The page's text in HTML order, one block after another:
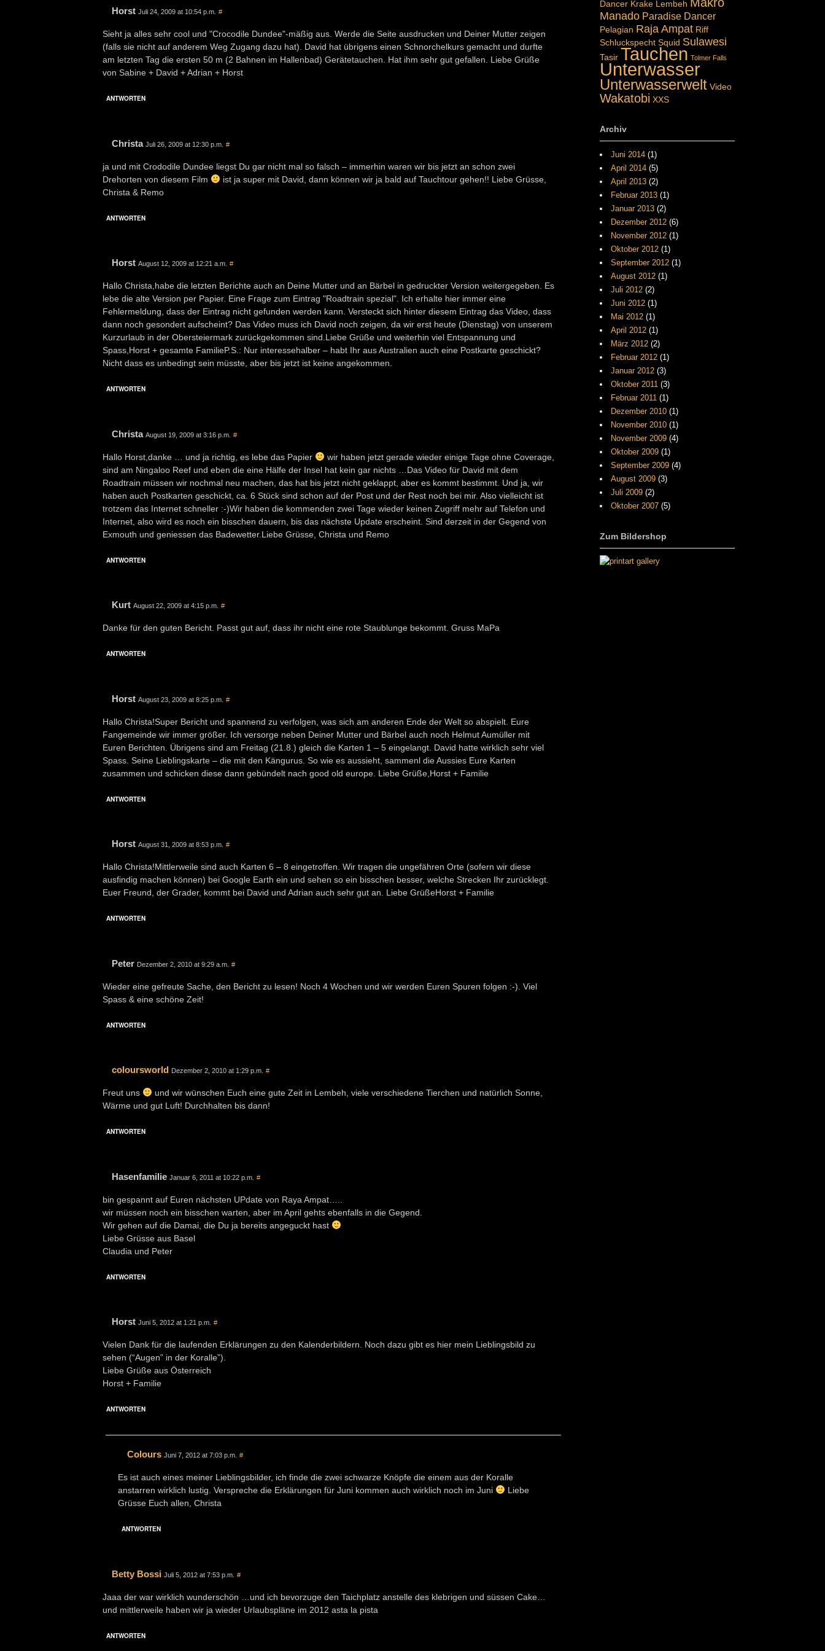
Horst Juli 24, 2009 at 10:54 p.m. #
Sieht ja alles sehr cool und "Crocodile Dundee"-mäßig aus. Werde die Seite ausdrucken und Deiner Mutter zeigen
(falls sie nicht auf anderem Weg Zugang dazu hat). David hat übrigens einen Schnorchelkurs gemacht und durfte
am letzten Tag die ersten 50 m (2 Bahnen im Hallenbad) Gerätetauchen. Hat ihm sehr gut gefallen. Liebe Grüße
von Sabine + David + Adrian + Horst
ANTWORTEN
Christa Juli 26, 2009 at 12:30 p.m. #
ja und mit Crododile Dundee liegst Du gar nicht mal so falsch – immerhin waren wir bis jetzt an schon zwei
Drehorten von diesem Film
ist ja super mit David, dann können wir ja bald auf Tauchtour gehen!! Liebe Grüsse,
Christa & Remo
ANTWORTEN
Horst August 12, 2009 at 12:21 a.m. #
Hallo Christa,habe die letzten Berichte auch an Deine Mutter und an Bärbel in gedruckter Version weitergegeben. Es
lebe die alte Version per Papier. Eine Frage zum Eintrag "Roadtrain spezial". Ich erhalte hier immer eine
Fehlermeldung, dass der Eintrag nicht gefunden werden kann. Versteckt sich hinter diesem Eintrag das Video, dass
dann noch gesondert aufscheint? Das Video muss ich David noch zeigen, da wir erst heute (Dienstag) von unserem
Kurzurlaub in der Obersteiermark zurückgekommen sind.Liebe Grüße und weiterhin viel Entspannung und
Spass,Horst + gesamte FamilieP.S.: Nur interessehalber – habt Ihr aus Australien auch eine Postkarte geschickt?
Nicht dass es unbedingt sein müsste, aber bis jetzt ist keine angekommen.
ANTWORTEN
Christa August 19, 2009 at 3:16 p.m. #
Hallo Horst,danke … und ja richtig, es lebe das Papier
wir haben jetzt gerade wieder einige Tage ohne Coverage,
sind am Ningaloo Reef und eben die eine Hälfe der Insel hat kein gar nichts …Das Video für David mit dem
Roadtrain müssen wir nochmal neu machen, das hat bis jetzt nicht geklappt, aber es kommt bestimmt. Und ja, wir
haben auch Postkarten geschickt, ca. 6 Stück sind schon auf der Post und der Rest noch bei mir. Also vielleicht ist
trotzem das Internet schneller :-)Wir haben die kommenden zwei Tage wieder keinen Zugriff mehr auf Telefon und
Internet, also wird es noch ein bisschen dauern, bis das nächste Update erscheint. Sind derzeit in der Gegend von
Exmouth und geniessen das Badewetter.Liebe Grüsse, Christa und Remo
ANTWORTEN
Kurt August 22, 2009 at 4:15 p.m. #
Danke für den guten Bericht. Passt gut auf, dass ihr nicht eine rote Staublunge bekommt. Gruss MaPa
ANTWORTEN
Horst August 23, 2009 at 8:25 p.m. #
Hallo Christa!Super Bericht und spannend zu verfolgen, was sich am anderen Ende der Welt so abspielt. Eure
Fangemeinde wir immer größer. Ich versorge neben Deiner Mutter und Bärbel auch noch Helmut Aumüller mit
Euren Berichten. Übrigens sind am Freitag (21.8.) gleich die Karten 1 – 5 eingelangt. David hatte wirklich sehr viel
Spass. Seine Lieblingskarte – die mit den Kängurus. So wie es aussieht, sammenl die Aussies Eure Karten
zusammen und schicken diese dann gebündelt nach good old europe. Liebe Grüße,Horst + Familie
ANTWORTEN
Horst August 31, 2009 at 8:53 p.m. #
Hallo Christa!Mittlerweile sind auch Karten 6 – 8 eingetroffen. Wir tragen die ungefähren Orte (sofern wir diese
ausfindig machen können) bei Google Earth ein und sehen so ein bisschen besser, welche Strecken Ihr zurücklegt.
Euer Freund, der Grader, kommt bei David und Adrian auch sehr gut an. Liebe GrüßeHorst + Familie
ANTWORTEN
Peter Dezember 2, 2010 at 9:29 a.m. #
Wieder eine gefreute Sache, den Bericht zu lesen! Noch 4 Wochen und wir werden Euren Spuren folgen :-). Viel
Spass & eine schöne Zeit!
ANTWORTEN
coloursworld Dezember 2, 2010 at 1:29 p.m. #
Freut uns
und wir wünschen Euch eine gute Zeit in Lembeh, viele verschiedene Tierchen und natürlich Sonne,
Wärme und gut Luft! Durchhalten bis dann!
ANTWORTEN
Hasenfamilie Januar 6, 2011 at 10:22 p.m. #
bin gespannt auf Euren nächsten UPdate von Raya Ampat…..
wir müssen noch ein bisschen warten, aber im April gehts ebenfalls in die Gegend.
Wir gehen auf die Damai, die Du ja bereits angeguckt hast
Liebe Grüsse aus Basel
Claudia und Peter
ANTWORTEN
Horst Juni 5, 2012 at 1:21 p.m. #
Vielen Dank für die laufenden Erklärungen zu den Kalenderbildern. Noch dazu gibt es hier mein Lieblingsbild zu
sehen (“Augen” in der Koralle”).
Liebe Grüße aus Österreich
Horst + Familie
ANTWORTEN
Colours Juni 7, 2012 at 7:03 p.m. #
Es ist auch eines meiner Lieblingsbilder, ich finde die zwei schwarze Knöpfe die einem aus der Koralle
anstarren wirklich lustig. Verspreche die Erklärungen für Juni kommen auch wirklich noch im Juni
Liebe
Grüsse Euch allen, Christa
ANTWORTEN
Betty Bossi Juli 5, 2012 at 7:53 p.m. #
Jaaa der war wirklich wunderschön …und ich bevorzuge den Taichplatz anstelle des klebrigen und süssen Cake…
und mittlerweile haben wir ja wieder Urlaubspläne im 2012 asta la pista
ANTWORTEN
Dancer Krake Lembeh
Manado Paradise Dancer
Pelagian Raja Ampat Riff
Schluckspecht Squid Sulawesi
Tasir Tauchen Tolmer Falls
Unterwasser
Unterwasserwelt Video
Wakatobi XXS
Archiv
Juni 2014(1)
April 2014(5)
April 2013(2)
Februar 2013(1)
Januar 2013(2)
Dezember 2012(6)
November 2012(1)
Oktober 2012(1)
September 2012(1)
August 2012(1)
Juli 2012(2)
Juni 2012(1)
Mai 2012(1)
April 2012(1)
März 2012(2)
Februar 2012(1)
Januar 2012(3)
Oktober 2011(3)
Februar 2011(1)
Dezember 2010(1)
November 2010(1)
November 2009(4)
Oktober 2009(1)
September 2009(4)
August 2009(3)
Juli 2009(2)
Oktober 2007(5)
Zum Bildershop